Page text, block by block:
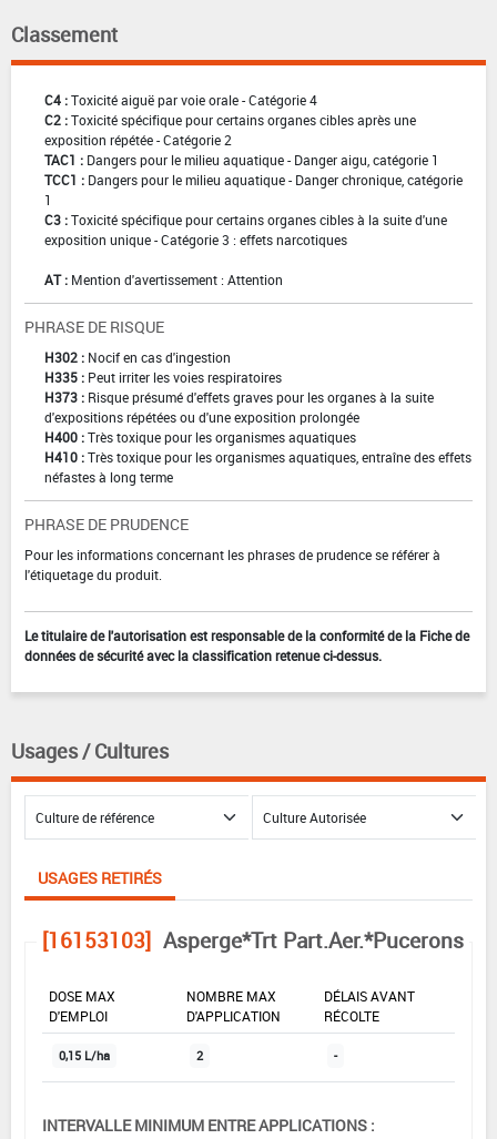
Classement
C4 :Toxicité aiguë par voie orale - Catégorie 4
C2 :Toxicité spécifique pour certains organes cibles après une
exposition répétée - Catégorie 2
TAC1 : Dangers pour le milieu aquatique - Danger aigu, catégorie 1
TCC1 : Dangers pour le milieu aquatique - Danger chronique, catégorie
1
C3 :Toxicité spécifique pour certains organes cibles à la suite d'une
exposition unique - Catégorie 3 : effets narcotiques
AT : Mention d'avertissement : Attention
PHRASE DE RISQUE
H302 : Nocif en cas d'ingestion
H335 : Peut irriter les voies respiratoires
H373 : Risque présumé d'effets graves pour les organes à la suite
d'expositions répétées ou d'une exposition prolongée
H400 :Très toxique pour les organismes aquatiques
H410 :Très toxique pour les organismes aquatiques, entraîne des effets
néfastes à long terme
PHRASE DE PRUDENCE
Pour les informations concernant les phrases de prudence se référer à
l'étiquetage du produit.
Le titulaire de l'autorisation est responsable de la conformité de la Fiche de
données de sécurité avec la classification retenue ci-dessus.
Usages / Cultures
USAGES RETIRÉS
[16153103] Asperge*Trt Part.Aer.*Pucerons
DOSE MAX
D'EMPLOI
NOMBRE MAX
D'APPLICATION
DÉLAIS AVANT
RÉCOLTE
0,15 L/ha 2 -
INTERVALLE MINIMUM ENTRE APPLICATIONS :